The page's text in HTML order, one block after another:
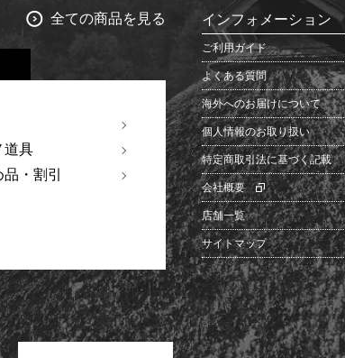
全ての商品を見る
道具
・割引
インフォメーション
ご利用ガイド
よくある質問
海外へのお届けについて
個人情報のお取り扱い
特定商取引法に基づく記載
会社概要
店舗一覧
サイトマップ